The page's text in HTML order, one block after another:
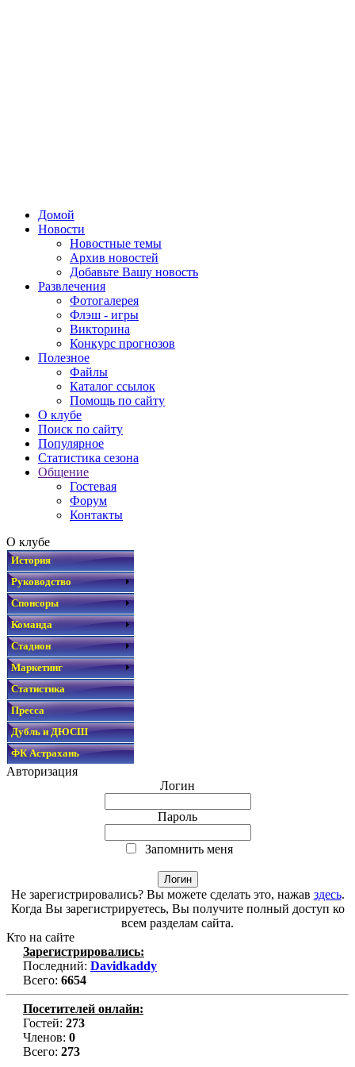
Домой
Новости
Новостные темы
Архив новостей
Добавьте Вашу новость
Развлечения
Фотогалерея
Флэш - игры
Викторина
Конкурс прогнозов
Полезное
Файлы
Каталог ссылок
Помощь по сайту
О клубе
Поиск по сайту
Популярное
Статистика сезона
Общение
Гостевая
Форум
Контакты
О клубе
История
Руководство
Спонсоры
Команда
Стадион
Маркетинг
Статистика
Пресса
Дубль и ДЮСШ
ФК Астрахань
Авторизация
Логин
Пароль
Запомнить меня
Не зарегистрировались? Вы можете сделать это, нажав здесь.
Когда Вы зарегистрируетесь, Вы получите полный доступ ко
всем разделам сайта.
Кто на сайте
Зарегистрировались:
Последний: Davidkaddy
Всего: 6654
Посетителей онлайн:
Гостей: 273
Членов: 0
Всего: 273